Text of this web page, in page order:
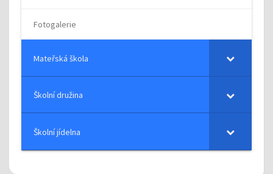
Fotogalerie
Mateřská škola
Školní družina
Školní jídelna